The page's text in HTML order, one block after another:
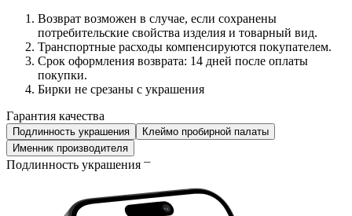
Возврат возможен в случае, если сохранены
потребительские свойства изделия и товарный вид.
Транспортные расходы компенсируются покупателем.
Срок оформления возврата: 14 дней после оплаты
покупки.
Бирки не срезаны с украшения
Гарантия качества
Подлинность украшения
Клеймо пробирной палаты
Именник производителя
Подлинность украшения